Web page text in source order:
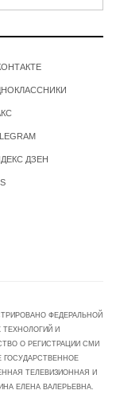
ДЗЕН
ФЕДЕРАЛЬНОЙ
И
О РЕГИСТРАЦИИ СМИ
ГОСУДАРСТВЕННОЕ
ТЕЛЕВИЗИОННАЯ И
ЕЛЕНА ВАЛЕРЬЕВНА.